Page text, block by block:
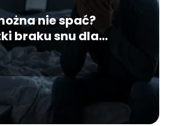
nie spać?
braku snu dla
organizmu